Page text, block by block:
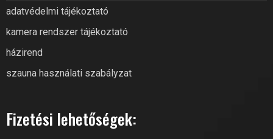
adatvédelmi tájékoztató
kamera rendszer tájékoztató
házirend
szauna használati szabályzat
Fizetési lehetőségek: